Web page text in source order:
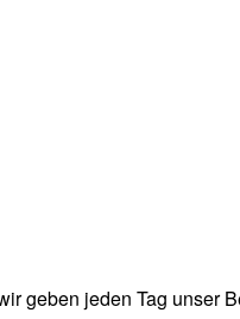
geben jeden Tag unser